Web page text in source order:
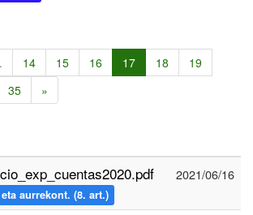
14 15 16 17 18
19
35 »
aurrekont. (8. art.)
2021/06/16